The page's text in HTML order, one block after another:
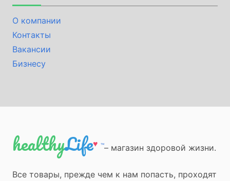
healthyLife♥ ™– магазин здоровой жизни.
Все товары, прежде чем к нам попасть, проходят
О компании
Контакты
Вакансии
Бизнесу